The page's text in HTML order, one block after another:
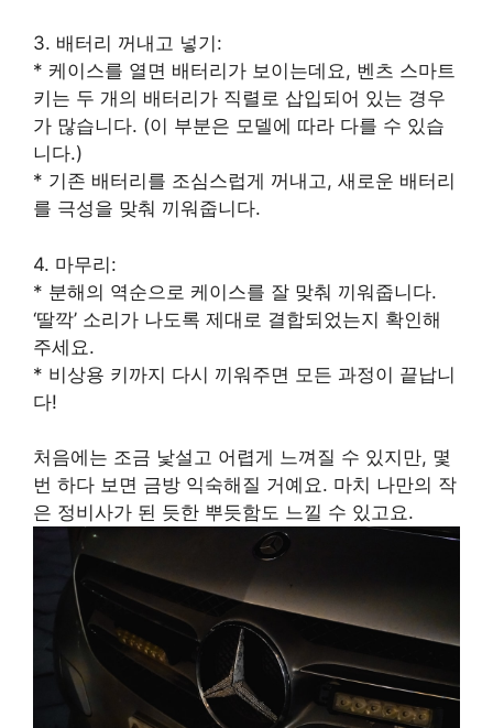
3. 배터리 꺼내고 넣기:
* 케이스를 열면 배터리가 보이는데요, 벤츠 스마트
키는 두 개의 배터리가 직렬로 삽입되어 있는 경우
가 많습니다. (이 부분은 모델에 따라 다를 수 있습
니다.)
* 기존 배터리를 조심스럽게 꺼내고, 새로운 배터리
를 극성을 맞춰 끼워줍니다.
4. 마무리:
* 분해의 역순으로 케이스를 잘 맞춰 끼워줍니다.
‘딸깍’ 소리가 나도록 제대로 결합되었는지 확인해
주세요.
* 비상용 키까지 다시 끼워주면 모든 과정이 끝납니
다!
처음에는 조금 낯설고 어렵게 느껴질 수 있지만, 몇
번 하다 보면 금방 익숙해질 거예요. 마치 나만의 작
은 정비사가 된 듯한 뿌듯함도 느낄 수 있고요.